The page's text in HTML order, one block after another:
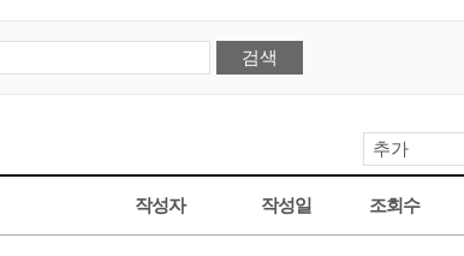
작성자 작성일 조회수